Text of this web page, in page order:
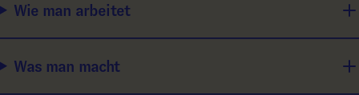
Wie man arbeitet
Was man macht